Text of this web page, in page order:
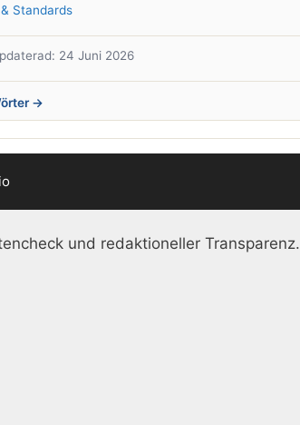
Standards
24 Juni 2026
→
und redaktioneller Transparenz.